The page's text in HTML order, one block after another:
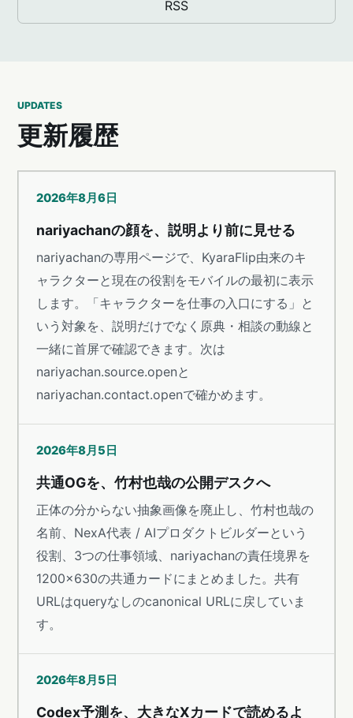
RSS
UPDATES
更新履歴
2026年8月6日
nariyachanの顔を、説明より前に見せる
nariyachanの専用ページで、KyaraFlip由来のキ
ャラクターと現在の役割をモバイルの最初に表示
します。「キャラクターを仕事の入口にする」と
いう対象を、説明だけでなく原典・相談の動線と
一緒に首屏で確認できます。次は
nariyachan.source.openと
nariyachan.contact.openで確かめます。
2026年8月5日
共通OGを、竹村也哉の公開デスクへ
正体の分からない抽象画像を廃止し、竹村也哉の
名前、NexA代表 / AIプロダクトビルダーという
役割、3つの仕事領域、nariyachanの責任境界を
1200×630の共通カードにまとめました。共有
URLはqueryなしのcanonical URLに戻していま
す。
2026年8月5日
Codex予測を、大きなXカードで読めるよ